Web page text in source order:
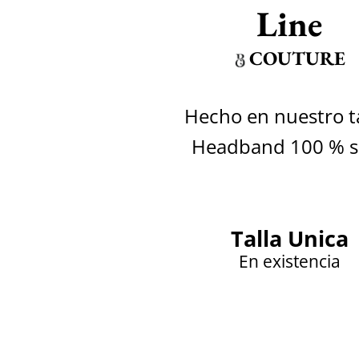
Line
COUTURE
Hecho en nuestro
Headband 100 %
Talla Unica
En existencia